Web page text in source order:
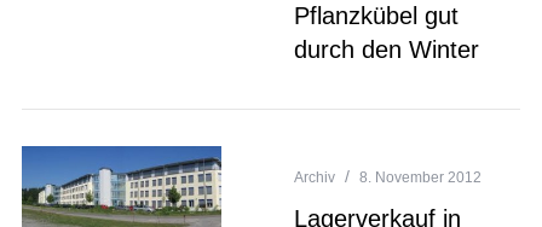
Pflanzkübel gut
durch den Winter
Archiv 8. November 2012
Lagerverkauf in